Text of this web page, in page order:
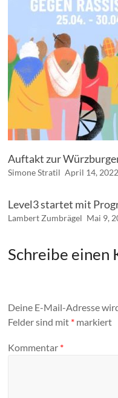
Auftakt zur
Simone Stratil April 14, 2022
Level3 startet mit
Lambert Zumbrägel Mai 9,
Schreibe einen
Deine E-Mail-Adresse
Felder sind mit * markiert
Kommentar *